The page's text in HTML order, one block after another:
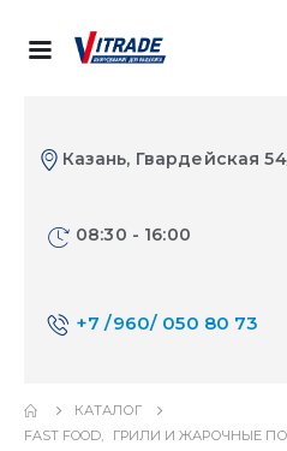
Казань, Гвардейская
08:30 - 16:00
+7 /960/ 050 80 73
КАТАЛОГ
FAST FOOD,
ГРИЛИ И ЖАРОЧНЫЕ